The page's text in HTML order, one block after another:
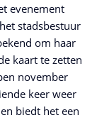
evenement
stadsbestuur
om haar
kaart te zetten
november
keer weer
biedt het een